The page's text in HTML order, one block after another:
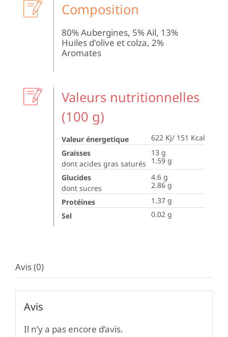
Composition
80% Aubergines, 5% Ail, 13%
Huiles d'olive et colza, 2%
Aromates
Valeurs nutritionnelles
(100 g)
Valeur énergetique
622 Kj/ 151 Kcal
Graisses
dont acides gras saturés
13 g
1.59 g
Glucides
dont sucres
4.6 g
2.86 g
Protéines
1.37 g
Sel
0.02 g
Avis (0)
Avis
Il n’y a pas encore d’avis.